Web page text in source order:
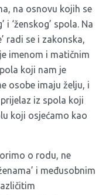
na osnovu kojih se
i ‘ženskog’ spola. Na
radi se i zakonska,
imenom i matičnim
koji nam je
osobe imaju želju, i
iz spola koji
koji osjećamo kao
o rodu, ne
i međusobnim